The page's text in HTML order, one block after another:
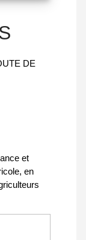
DE
et
en